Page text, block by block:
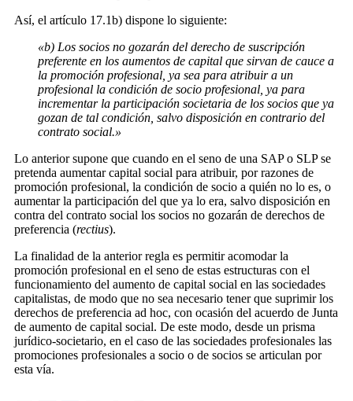
Así, el artículo 17.1b) dispone lo siguiente:
«b) Los socios no gozarán del derecho de suscripción
preferente en los aumentos de capital que sirvan de cauce a
la promoción profesional, ya sea para atribuir a un
profesional la condición de socio profesional, ya para
incrementar la participación societaria de los socios que ya
gozan de tal condición, salvo disposición en contrario del
contrato social.»
Lo anterior supone que cuando en el seno de una SAP o SLP se
pretenda aumentar capital social para atribuir, por razones de
promoción profesional, la condición de socio a quién no lo es, o
aumentar la participación del que ya lo era, salvo disposición en
contra del contrato social los socios no gozarán de derechos de
preferencia (rectius).
La finalidad de la anterior regla es permitir acomodar la
promoción profesional en el seno de estas estructuras con el
funcionamiento del aumento de capital social en las sociedades
capitalistas, de modo que no sea necesario tener que suprimir los
derechos de preferencia ad hoc, con ocasión del acuerdo de Junta
de aumento de capital social. De este modo, desde un prisma
jurídico-societario, en el caso de las sociedades profesionales las
promociones profesionales a socio o de socios se articulan por
esta vía.